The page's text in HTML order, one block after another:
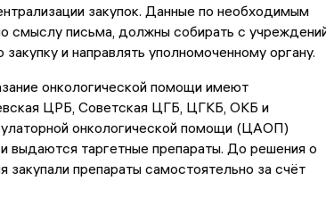
закупок. Данные по необходимым
смыслу письма, должны собирать с
и направлять уполномоченному органу.
онкологической помощи имеют
ЦРБ, Советская ЦГБ, ЦГКБ, ОКБ и
онкологической помощи (ЦАОП)
выдаются таргетные препараты. До решения о
закупали препараты самостоятельно за счёт